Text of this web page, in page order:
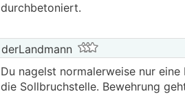
durchbetoniert.
derLandmann
Du nagelst normalerweise nur
die Sollbruchstelle. Bewehrung